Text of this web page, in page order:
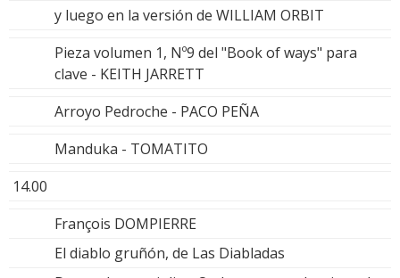
y luego en la versión de WILLIAM ORBIT
Pieza volumen 1, Nº9 del "Book of ways" para
clave - KEITH JARRETT
Arroyo Pedroche - PACO PEÑA
Manduka - TOMATITO
14.00
François DOMPIERRE
El diablo gruñón, de Las Diabladas